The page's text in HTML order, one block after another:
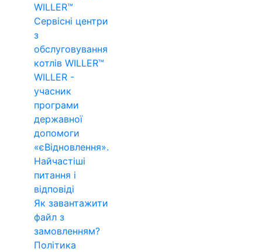
WILLER™
Сервісні центри
з
обслуговування
котлів WILLER™
WILLER -
учасник
програми
державної
допомоги
«єВідновлення».
Найчастіші
питання і
відповіді
Як завантажити
файл з
замовленням?
Політика